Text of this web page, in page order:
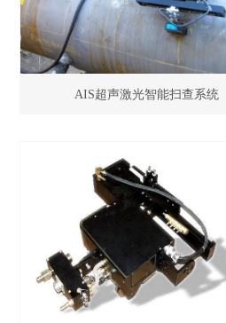
AIS超声激光智能扫查系统